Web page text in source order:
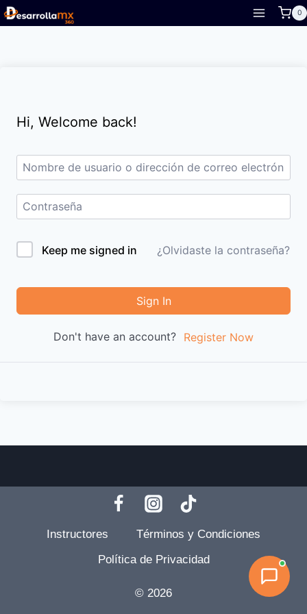
Skip
to
0
Hi, Welcome back!
Keep me signed in ¿Olvidaste la contraseña?
Sign In
Don't have an account? Register Now
Instructores
Términos y Condiciones
Política de Privacidad
© 2026